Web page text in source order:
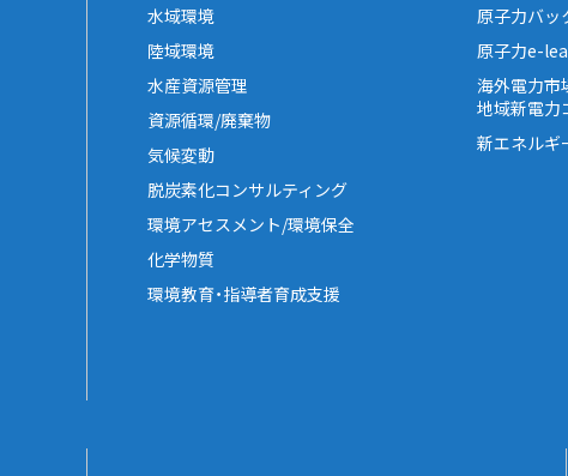
水域環境
陸域環境
水産資源管理
資源循環/廃棄物
気候変動
脱炭素化コンサルティング
環境アセスメント/環境保全
化学物質
環境教育・指導者育成支援
原子力バッ
原子力e-
海外電力市
地域新電力
新エネルギ